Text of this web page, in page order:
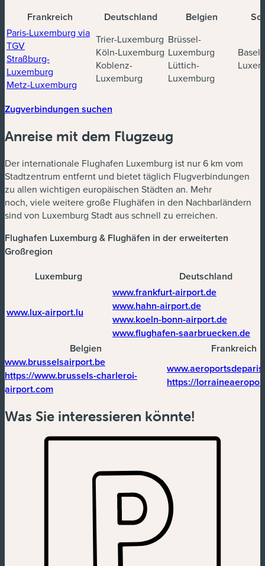
Frankreich
Deutschland Belgien
Paris-Luxemburg via
TGV(neues Fenster)
Straßburg-
Luxemburg (neues Fenster)
Metz-Luxemburg (neues Fenster)
Trier-Luxemburg
Köln-Luxemburg
Koblenz-
Luxemburg
Brüssel-
Luxemburg
Lüttich-
Luxemburg
Basel-
Zugverbindungen suchen
Anreise mit dem Flugzeug
Der internationale Flughafen Luxemburg ist nur 6 km vom
Stadtzentrum entfernt und bietet täglich Flugverbindungen
zu allen wichtigen europäischen Städten an. Mehr
noch, viele weitere große Flughäfen in den Nachbarländern
sind von Luxemburg Stadt aus schnell zu erreichen.
Flughafen Luxemburg & Flughäfen in der erweiterten
Großregion
Luxemburg
Deutschland
www.lux-airport.lu (neues Fenster)
www.frankfurt-airport.de(neues
www.hahn-airport.de(neues
www.koeln-bonn-airport.de(neues
www.flughafen-saarbruecken.de
Belgien
Frankreich
www.brusselsairport.be(neues Fenster)
https://www.brussels-charleroi-
airport.com(neues Fenster)
https://
Was Sie interessieren könnte!